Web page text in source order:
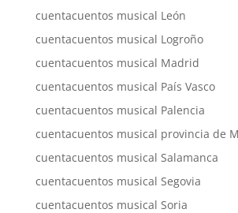
cuentacuentos musical León
cuentacuentos musical Logroño
cuentacuentos musical Madrid
cuentacuentos musical País Vasco
cuentacuentos musical Palencia
cuentacuentos musical provincia de
cuentacuentos musical Salamanca
cuentacuentos musical Segovia
cuentacuentos musical Soria